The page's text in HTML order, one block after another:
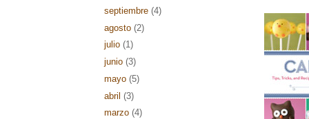
septiembre (4)
agosto (2)
julio (1)
junio (3)
mayo (5)
abril (3)
marzo (4)